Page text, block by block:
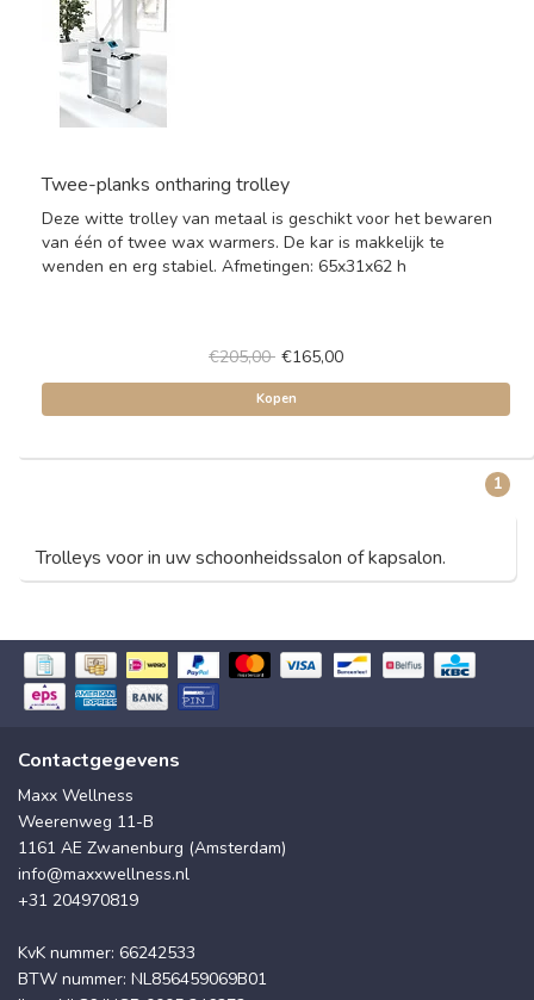
Twee-planks ontharing trolley
Deze witte trolley van metaal is geschikt voor het bewaren
van één of twee wax warmers. De kar is makkelijk te
wenden en erg stabiel. Afmetingen: 65x31x62 h
€205,00 €165,00
Kopen
1
Trolleys voor in uw schoonheidssalon of kapsalon.
Contactgegevens
Maxx Wellness
Weerenweg 11-B
1161 AE Zwanenburg (Amsterdam)
info@maxxwellness.nl
+31 204970819
KvK nummer: 66242533
BTW nummer: NL856459069B01